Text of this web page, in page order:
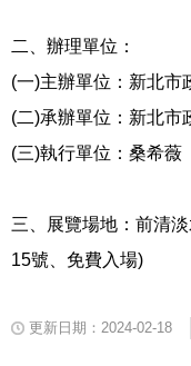
二、辦理單位：
(一)主辦單位：新北市
(二)承辦單位：新北市
(三)執行單位：桑希薇
三、展覽場地：前清
15號、免費入場)
更新日期：2024-02-18